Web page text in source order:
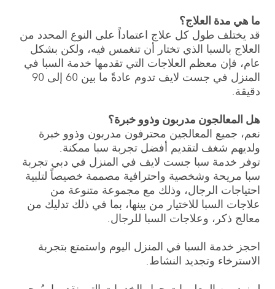
ما هي مدة العلاج؟
قد يختلف طول كل علاج اعتماداً على النوع المحدد من
العلاج بالسبا الذي تختار أن تنغمس فيه، ولكن بشكل
عام، فإن معظم العلاجات التي تقدمها خدمة السبا في
المنزل في جست لايف تدوم عادةً ما بين 60 إلى 90
دقيقة.
هل المعالجون مدربون وذوو خبرة؟
نعم، جميع المعالجين محترفون مدربون وذوو خبرة
ولديهم شغف لتقديم أفضل تجربة سبا ممكنة.
توفر خدمة سبا جست لايف في المنزل في دبي تجربة
سبا مريحة وشخصية واحترافية مصممة خصيصاً لتلبية
احتياجات الرجال، وذلك مع مجموعة متنوعة من
علاجات السبا للاختيار من بينها، بما في ذلك تدليك من
معالج ذكر، وعلاجات السبا للرجال.
احجز خدمة السبا في المنزل اليوم واستمتع بتجربة
الاسترخاء وتجديد النشاط.